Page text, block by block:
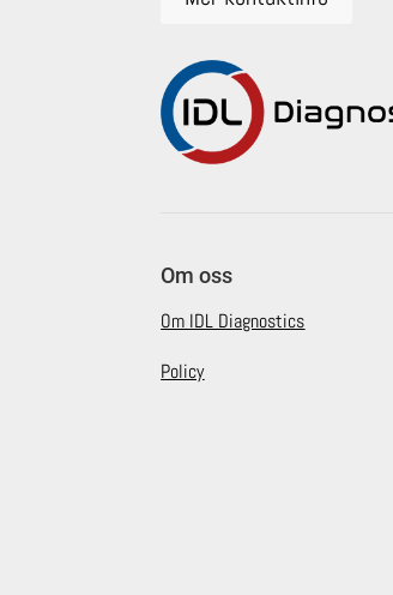
Om oss
Om IDL Diagnostics
Policy